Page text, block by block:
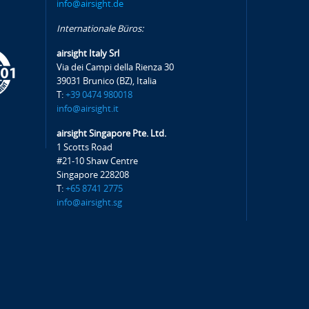
info@airsight.de
Internationale Büros:
airsight Italy Srl
Via dei Campi della Rienza 30
39031 Brunico (BZ), Italia
T:+39 0474 980018
info@airsight.it
airsight Singapore Pte. Ltd.
1 Scotts Road
#21-10 Shaw Centre
Singapore 228208
T:+65 8741 2775
info@airsight.sg